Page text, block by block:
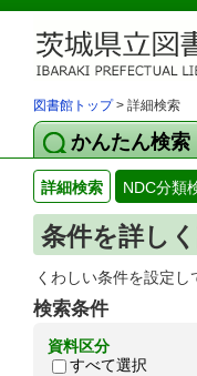
図書館トップ> 詳細検索
かんたん検索
詳細検索 NDC分類
条件を詳し
くわしい条件を設定し
検索条件
資料区分
すべて選択